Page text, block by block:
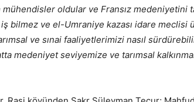
oldular ve Fransız medeniyetini
bilmez ve el-Umraniye kazası idare meclisi
ve sınai faaliyetlerimizi nasıl
medeniyet seviyemize ve tarımsal